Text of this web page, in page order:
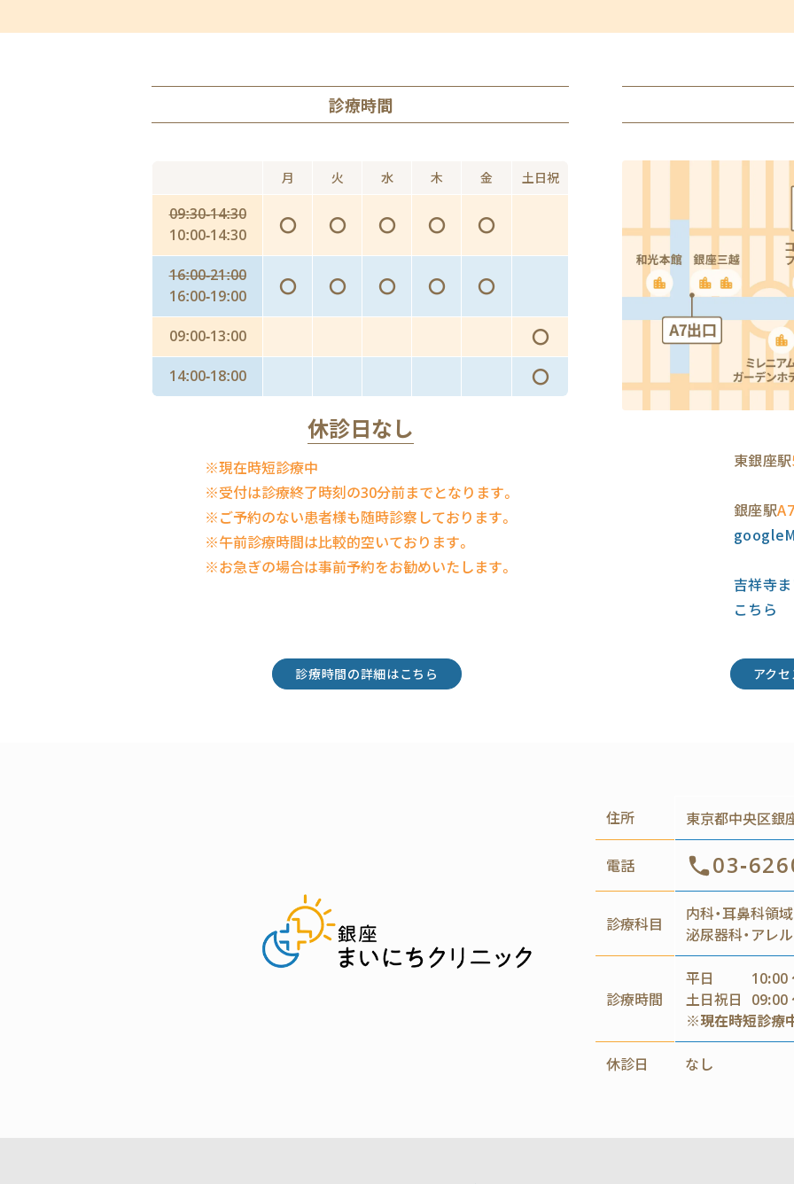
診療時間
月 火 水 木 金 土日祝
09:30-14:30
10:00-14:30
〇 〇 〇 〇 〇
16:00-21:00
16:00-19:00
〇 〇 〇 〇 〇
09:00-13:00 〇
14:00-18:00 〇
休診日なし
※現在時短診療中
※受付は診療終了時刻の30分前までとなります。
※ご予約のない患者様も随時診察しております。
※午前診療時間は比較的空いております。
※お急ぎの場合は事前予約をお勧めいたします。
東銀座駅
銀座駅
吉祥寺
こちら
診療時間の詳細はこちら アク
住所 東京都中央区銀
電話 03-
診療科目
内科・耳鼻科領域
泌尿器科・アレ
診療時間
平日
10:00
土日祝日 09:00
※現在時短診療
休診日 なし